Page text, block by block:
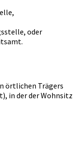
oder
örtlichen Trägers
in der der Wohnsitz